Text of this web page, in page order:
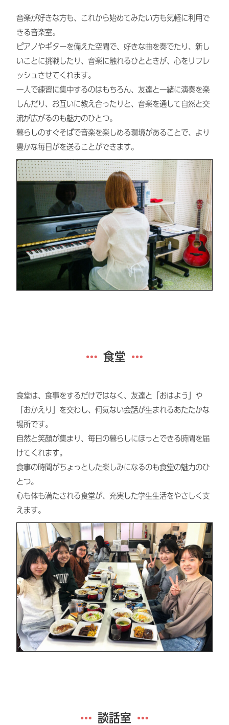
音楽が好きな方も、これから始めてみたい方も気軽に利用で
きる音楽室。
ピアノやギターを備えた空間で、好きな曲を奏でたり、新し
いことに挑戦したり、音楽に触れるひとときが、心をリフレ
ッシュさせてくれます。
一人で練習に集中するのはもちろん、友達と一緒に演奏を楽
しんだり、お互いに教え合ったりと、音楽を通して自然と交
流が広がるのも魅力のひとつ。
暮らしのすぐそばで音楽を楽しめる環境があることで、より
豊かな毎日がを送ることができます。
食堂
食堂は、食事をするだけではなく、友達と「おはよう」や
「おかえり」を交わし、何気ない会話が生まれるあたたかな
場所です。
自然と笑顔が集まり、毎日の暮らしにほっとできる時間を届
けてくれます。
食事の時間がちょっとした楽しみになるのも食堂の魅力のひ
とつ。
心も体も満たされる食堂が、充実した学生生活をやさしく支
えます。
談話室